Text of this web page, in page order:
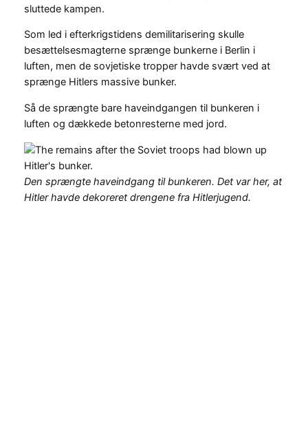
sluttede kampen.
Som led i efterkrigstidens demilitarisering skulle
besættelsesmagterne sprænge bunkerne i Berlin i
luften, men de sovjetiske tropper havde svært ved at
sprænge Hitlers massive bunker.
Så de sprængte bare haveindgangen til bunkeren i
luften og dækkede betonresterne med jord.
Den sprængte haveindgang til bunkeren. Det var her, at
Hitler havde dekoreret drengene fra Hitlerjugend.